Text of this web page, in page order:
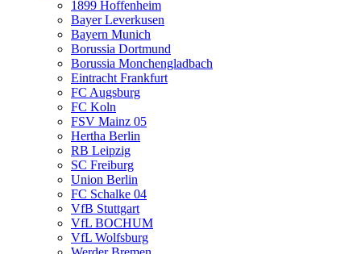
1899 Hoffenheim
Bayer Leverkusen
Bayern Munich
Borussia Dortmund
Borussia Monchengladbach
Eintracht Frankfurt
FC Augsburg
FC Koln
FSV Mainz 05
Hertha Berlin
RB Leipzig
SC Freiburg
Union Berlin
FC Schalke 04
VfB Stuttgart
VfL BOCHUM
VfL Wolfsburg